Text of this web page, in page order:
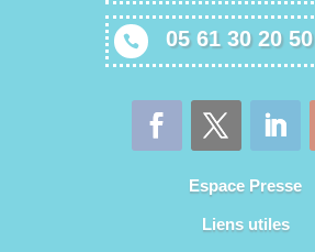
 05 61 30 20 50
Espace Presse
Liens utiles